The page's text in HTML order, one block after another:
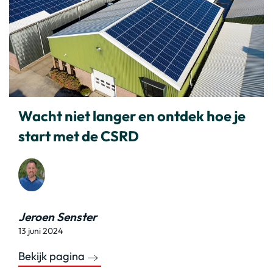
Wacht niet langer en ontdek hoe je
start met de CSRD
Jeroen Senster
13 juni 2024
Bekijk pagina